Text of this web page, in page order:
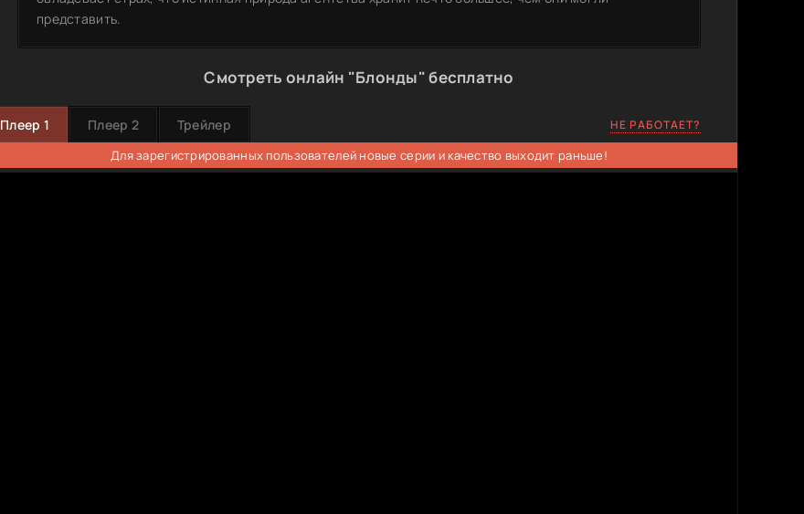
представить.
Смотреть онлайн "Блонды" бесплатно
Плеер 1 Плеер 2 Трейлер НЕ РАБОТАЕТ?
Для зарегистрированных пользователей новые серии и качество выходит раньше!